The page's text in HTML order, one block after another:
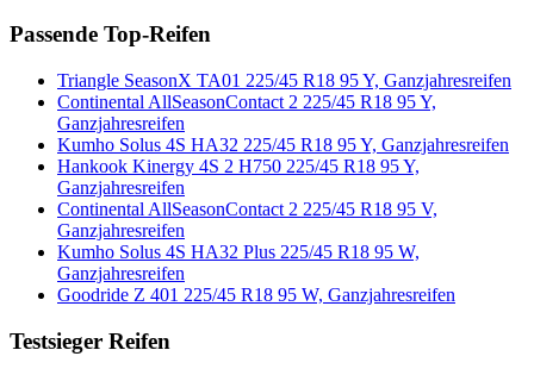
Passende Top-Reifen
Triangle SeasonX TA01 225/45 R18 95 Y, Ganzjahresreifen
Continental AllSeasonContact 2 225/45 R18 95 Y,
Ganzjahresreifen
Kumho Solus 4S HA32 225/45 R18 95 Y, Ganzjahresreifen
Hankook Kinergy 4S 2 H750 225/45 R18 95 Y,
Ganzjahresreifen
Continental AllSeasonContact 2 225/45 R18 95 V,
Ganzjahresreifen
Kumho Solus 4S HA32 Plus 225/45 R18 95 W,
Ganzjahresreifen
Goodride Z 401 225/45 R18 95 W, Ganzjahresreifen
Testsieger Reifen